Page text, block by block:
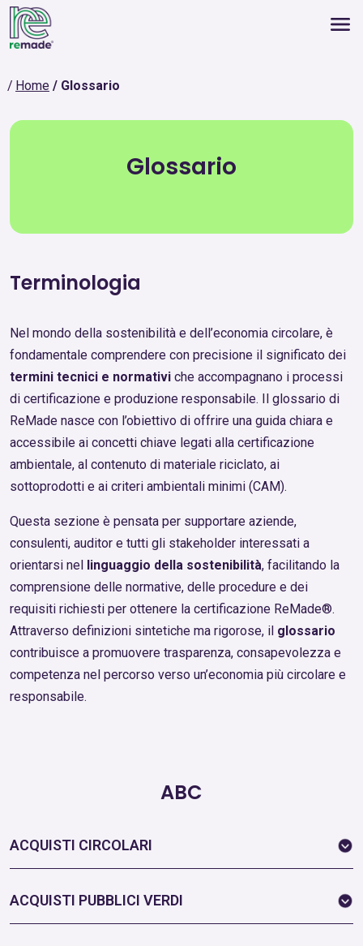
Home Glossario
Glossario
Terminologia
Nel mondo della sostenibilità e dell’economia circolare, è
fondamentale comprendere con precisione il significato dei
termini tecnici e normativi che accompagnano i processi
di certificazione e produzione responsabile. Il glossario di
ReMade nasce con l’obiettivo di offrire una guida chiara e
accessibile ai concetti chiave legati alla certificazione
ambientale, al contenuto di materiale riciclato, ai
sottoprodotti e ai criteri ambientali minimi (CAM).
Questa sezione è pensata per supportare aziende,
consulenti, auditor e tutti gli stakeholder interessati a
orientarsi nel linguaggio della sostenibilità, facilitando la
comprensione delle normative, delle procedure e dei
requisiti richiesti per ottenere la certificazione ReMade®.
Attraverso definizioni sintetiche ma rigorose, il glossario
contribuisce a promuovere trasparenza, consapevolezza e
competenza nel percorso verso un’economia più circolare e
responsabile.
ABC
ACQUISTI CIRCOLARI
ACQUISTI PUBBLICI VERDI